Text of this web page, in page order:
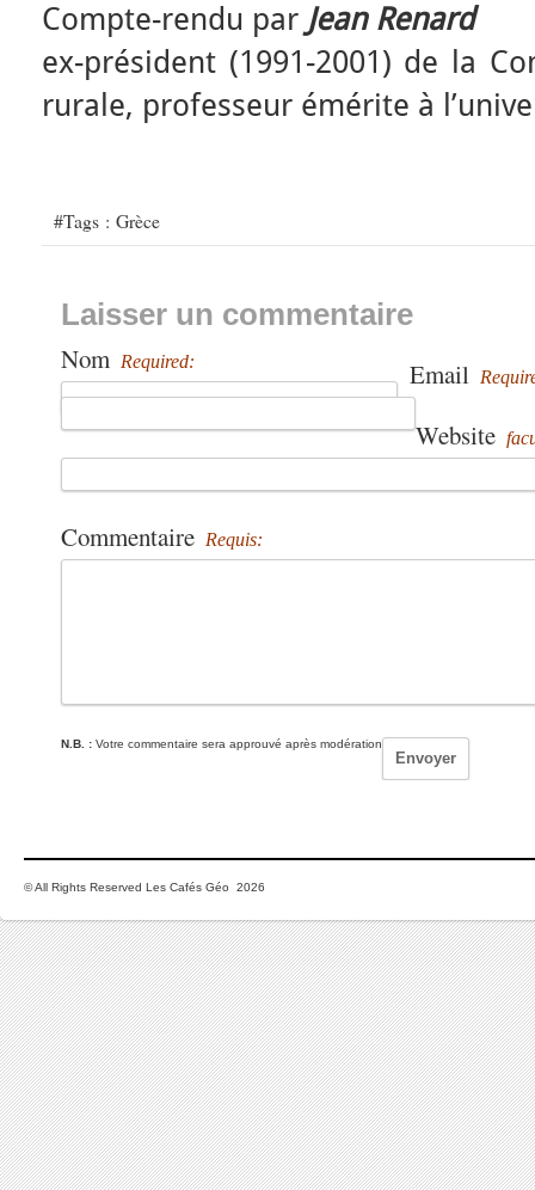
Compte-rendu par Jean Renard
ex-président (1991-2001) de la
rurale, professeur émérite à
#Tags : Grèce
Laisser un commentaire
Nom Required: Email
Website
Commentaire Requis:
N.B. : Votre commentaire sera approuvé après modération
© All Rights Reserved Les Cafés Géo 2026